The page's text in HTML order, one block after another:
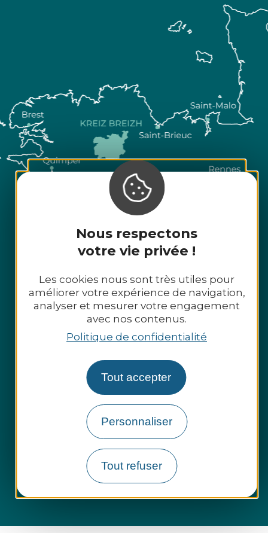
Nous respectons
votre vie privée !
Les cookies nous sont très utiles pour
améliorer votre expérience de navigation,
analyser et mesurer votre engagement
avec nos contenus.
Politique de confidentialité
Tout accepter
Personnaliser
Tout refuser
Espace presse
Groupes et entreprises
Questions fréquentes